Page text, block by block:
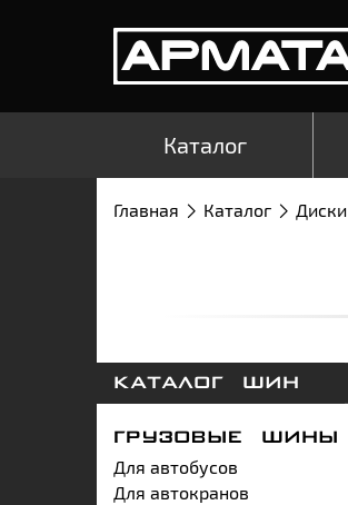
Каталог
Главная Каталог Диски
КАТАЛОГ ШИН
ГРУЗОВЫЕ ШИНЫ
Для автобусов
Для автокранов